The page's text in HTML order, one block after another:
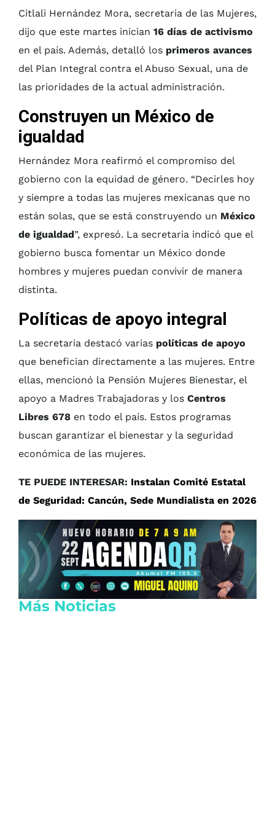
Citlali Hernández Mora, secretaria de las Mujeres,
dijo que este martes inician 16 días de activismo
en el país. Además, detalló los primeros avances
del Plan Integral contra el Abuso Sexual, una de
las prioridades de la actual administración.
Construyen un México de
igualdad
Hernández Mora reafirmó el compromiso del
gobierno con la equidad de género. “Decirles hoy
y siempre a todas las mujeres mexicanas que no
están solas, que se está construyendo un México
de igualdad”, expresó. La secretaria indicó que el
gobierno busca fomentar un México donde
hombres y mujeres puedan convivir de manera
distinta.
Políticas de apoyo integral
La secretaria destacó varias políticas de apoyo
que benefician directamente a las mujeres. Entre
ellas, mencionó la Pensión Mujeres Bienestar, el
apoyo a Madres Trabajadoras y los Centros
Libres 678 en todo el país. Estos programas
buscan garantizar el bienestar y la seguridad
económica de las mujeres.
TE PUEDE INTERESAR: Instalan Comité Estatal
de Seguridad: Cancún, Sede Mundialista en 2026
Más Noticias